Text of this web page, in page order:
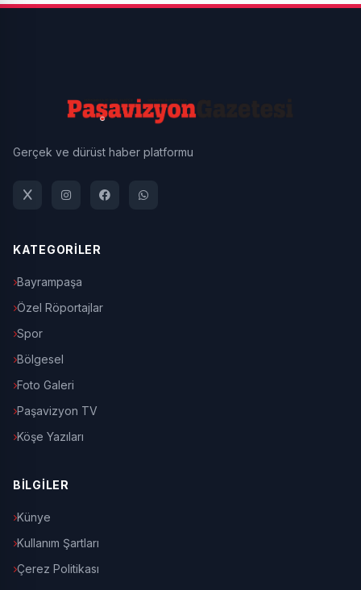
Gerçek ve dürüst haber platformu
KATEGORİLER
Bayrampaşa
Özel Röportajlar
Spor
Bölgesel
Foto Galeri
Paşavizyon TV
Köşe Yazıları
BİLGİLER
Künye
Kullanım Şartları
Çerez Politikası